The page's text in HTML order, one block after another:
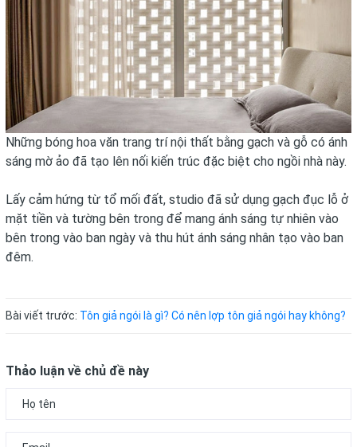
Những bóng hoa văn trang trí nội thất bằng gạch và gỗ có ánh
sáng mờ ảo đã tạo lên nối kiến trúc đặc biệt cho ngồi nhà này.
Lấy cảm hứng từ tổ mối đất, studio đã sử dụng gạch đục lỗ ở
mặt tiền và tường bên trong để mang ánh sáng tự nhiên vào
bên trong vào ban ngày và thu hút ánh sáng nhân tạo vào ban
đêm.
Bài viết trước: Tôn giả ngói là gì? Có nên lợp tôn giả ngói hay không?
Thảo luận về chủ đề này